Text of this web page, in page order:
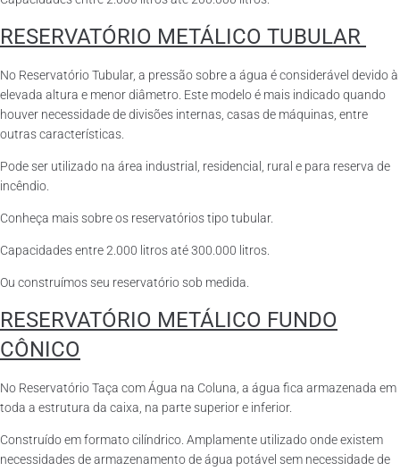
RESERVATÓRIO METÁLICO TUBULAR
No Reservatório Tubular, a pressão sobre a água é considerável devido à
elevada altura e menor diâmetro. Este modelo é mais indicado quando
houver necessidade de divisões internas, casas de máquinas, entre
outras características.
Pode ser utilizado na área industrial, residencial, rural e para reserva de
incêndio.
Conheça mais sobre os reservatórios tipo tubular.
Capacidades entre 2.000 litros até 300.000 litros.
Ou construímos seu reservatório sob medida.
RESERVATÓRIO METÁLICO FUNDO
CÔNICO
No Reservatório Taça com Água na Coluna, a água fica armazenada em
toda a estrutura da caixa, na parte superior e inferior.
Construído em formato cilíndrico. Amplamente utilizado onde existem
necessidades de armazenamento de água potável sem necessidade de